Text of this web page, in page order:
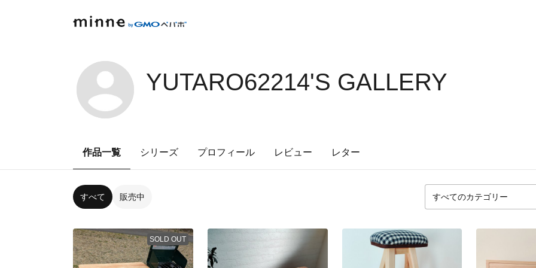
YUTARO62214'S GALLERY
作品一覧 シリーズ プロフィール レビュー レター
すべて 販売中
SOLD OUT